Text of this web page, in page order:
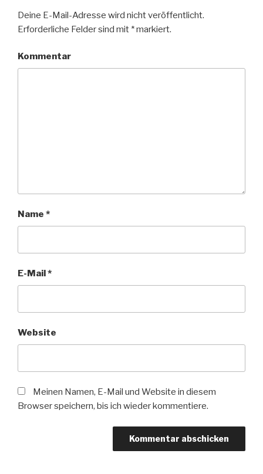
Deine E-Mail-Adresse wird nicht veröffentlicht.
Erforderliche Felder sind mit *markiert.
Kommentar
Name *
E-Mail*
Website
Meinen Namen, E-Mail und Website in diesem
Browser speichern, bis ich wieder kommentiere.